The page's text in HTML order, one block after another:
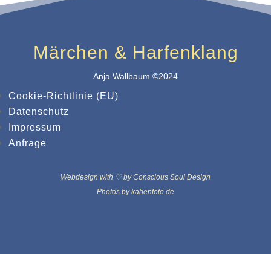
Märchen & Harfenklang
Anja Wallbaum ©2024
Cookie-Richtlinie (EU)
Datenschutz
Impressum
Anfrage
Webdesign with ♡ by Conscious Soul Design
Photos by kabenfoto.de